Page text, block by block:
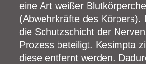
eine Art weißer
(Abwehrkräfte des Körpers).
die Schutzschicht der
Prozess beteiligt. Kesimpta
diese entfernt werden.